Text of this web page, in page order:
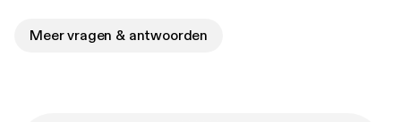
Meer vragen & antwoorden